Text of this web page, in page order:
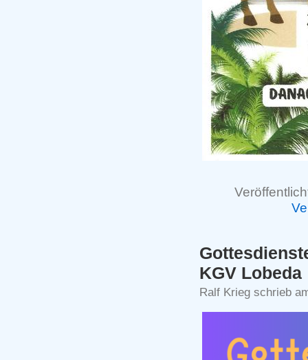
KGV Lobeda
Ralf Krieg schrieb